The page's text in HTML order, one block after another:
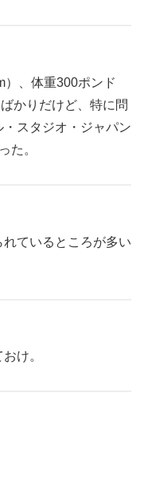
）、体重300ポンド
かりだけど、特に問
スタジオ・ジャパン
た。
れているところが多い
け。